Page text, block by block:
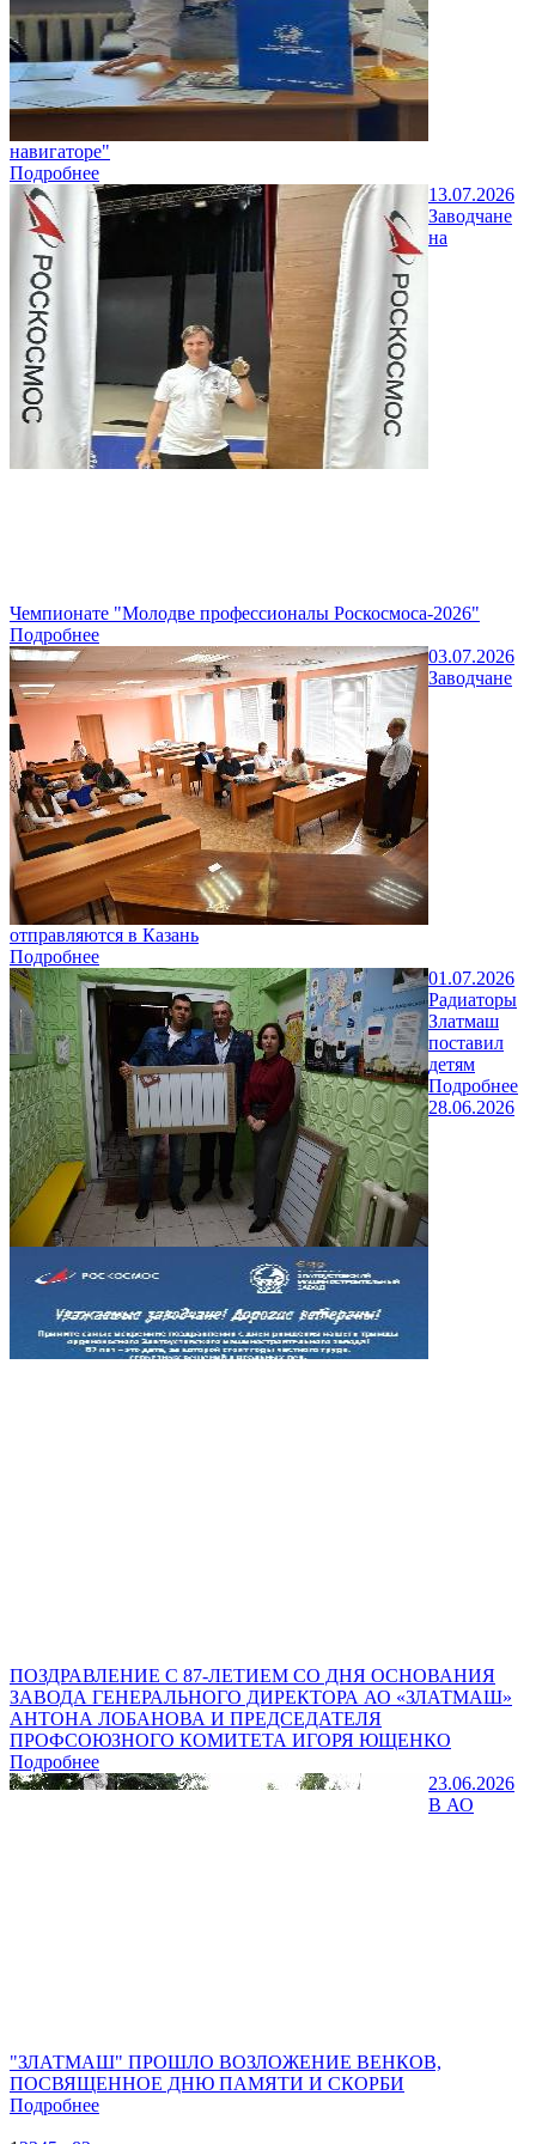
навигаторе"
Подробнее
13.07.2026
Заводчане
на
Чемпионате "Молодве профессионалы Роскосмоса-2026"
Подробнее
03.07.2026
Заводчане
отправляются в Казань
Подробнее
01.07.2026
Радиаторы
Златмаш
поставил
детям
Подробнее
28.06.2026
ПОЗДРАВЛЕНИЕ С 87-ЛЕТИЕМ СО ДНЯ ОСНОВАНИЯ
ЗАВОДА ГЕНЕРАЛЬНОГО ДИРЕКТОРА АО «ЗЛАТМАШ»
АНТОНА ЛОБАНОВА И ПРЕДСЕДАТЕЛЯ
ПРОФСОЮЗНОГО КОМИТЕТА ИГОРЯ ЮЩЕНКО
Подробнее
23.06.2026
В АО
"ЗЛАТМАШ" ПРОШЛО ВОЗЛОЖЕНИЕ ВЕНКОВ,
ПОСВЯЩЕННОЕ ДНЮ ПАМЯТИ И СКОРБИ
Подробнее